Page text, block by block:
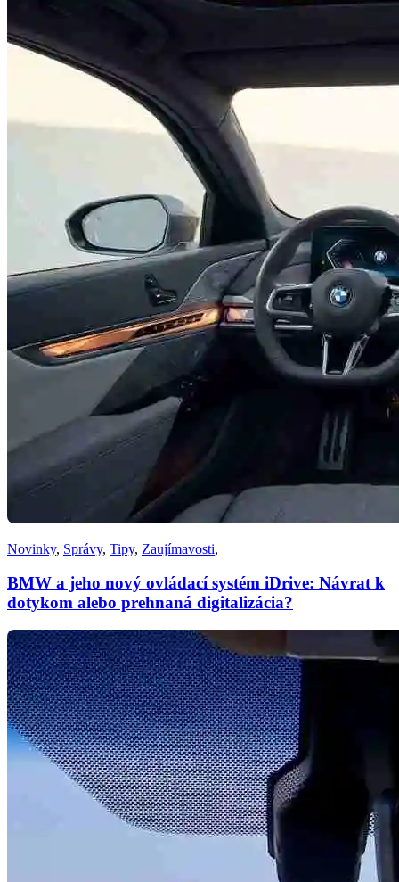
Novinky, Správy, Tipy, Zaujímavosti,
BMW a jeho nový ovládací systém iDrive: Návrat k
dotykom alebo prehnaná digitalizácia?